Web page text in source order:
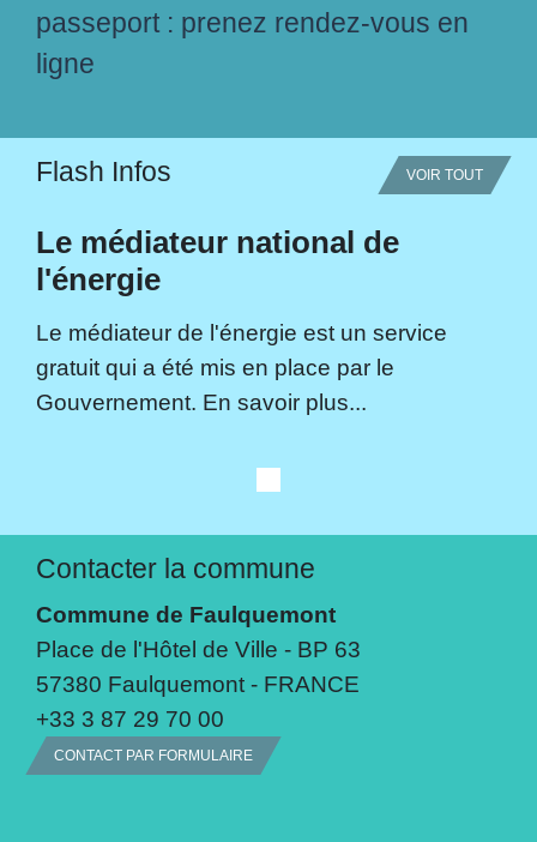
passeport : prenez rendez-vous en
ligne
Flash Infos VOIR TOUT
Le médiateur national de
l'énergie
Le médiateur de l'énergie est un service
gratuit qui a été mis en place par le
Gouvernement. En savoir plus...
Contacter la commune
Commune de Faulquemont
Place de l'Hôtel de Ville - BP 63
57380 Faulquemont - FRANCE
+33 3 87 29 70 00
CONTACT PAR FORMULAIRE